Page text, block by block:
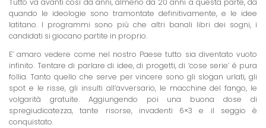
Tutto va avanti così da anni, almeno da 20 anni a questa parte, da
quando le ideologie sono tramontate definitivamente, e le idee
latitano. I programmi sono più che altri banali libri dei sogni, i
candidati si giocano partite in proprio.
E’ amaro vedere come nel nostro Paese tutto sia diventato vuoto
infinito. Tentare di parlare di idee, di progetti, di ‘cose serie’ è pura
follia. Tanto quello che serve per vincere sono gli slogan urlati, gli
spot e le risse, gli insulti all’avversario, le macchine del fango, le
volgarità gratuite. Aggiungendo poi una buona dose di
spregiudicatezza, tante risorse, invadenti 6×3 e il seggio è
conquistato.